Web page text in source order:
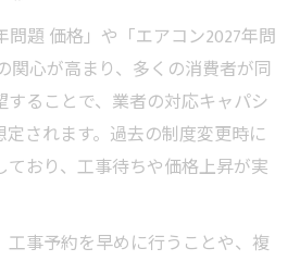
問題 価格」や「エアコン2027年問
関心が高まり、多くの消費者が同
ることで、業者の対応キャパシ
されます。過去の制度変更時に
ており、工事待ちや価格上昇が実
工事予約を早めに行うことや、複